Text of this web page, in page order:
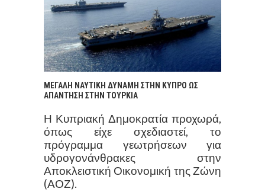
ΜΕΓΑΛΗ ΝΑΥΤΙΚΗ ΔΥΝΑΜΗ ΣΤΗΝ ΚΥΠΡΟ ΩΣ
ΑΠΑΝΤΗΣΗ ΣΤΗΝ ΤΟΥΡΚΙΑ
Η Κυπριακή Δημοκρατία προχωρά,
όπως είχε σχεδιαστεί, το
πρόγραμμα γεωτρήσεων για
υδρογονάνθρακες στην
Αποκλειστική Οικονομική της Ζώνη
(ΑΟΖ).